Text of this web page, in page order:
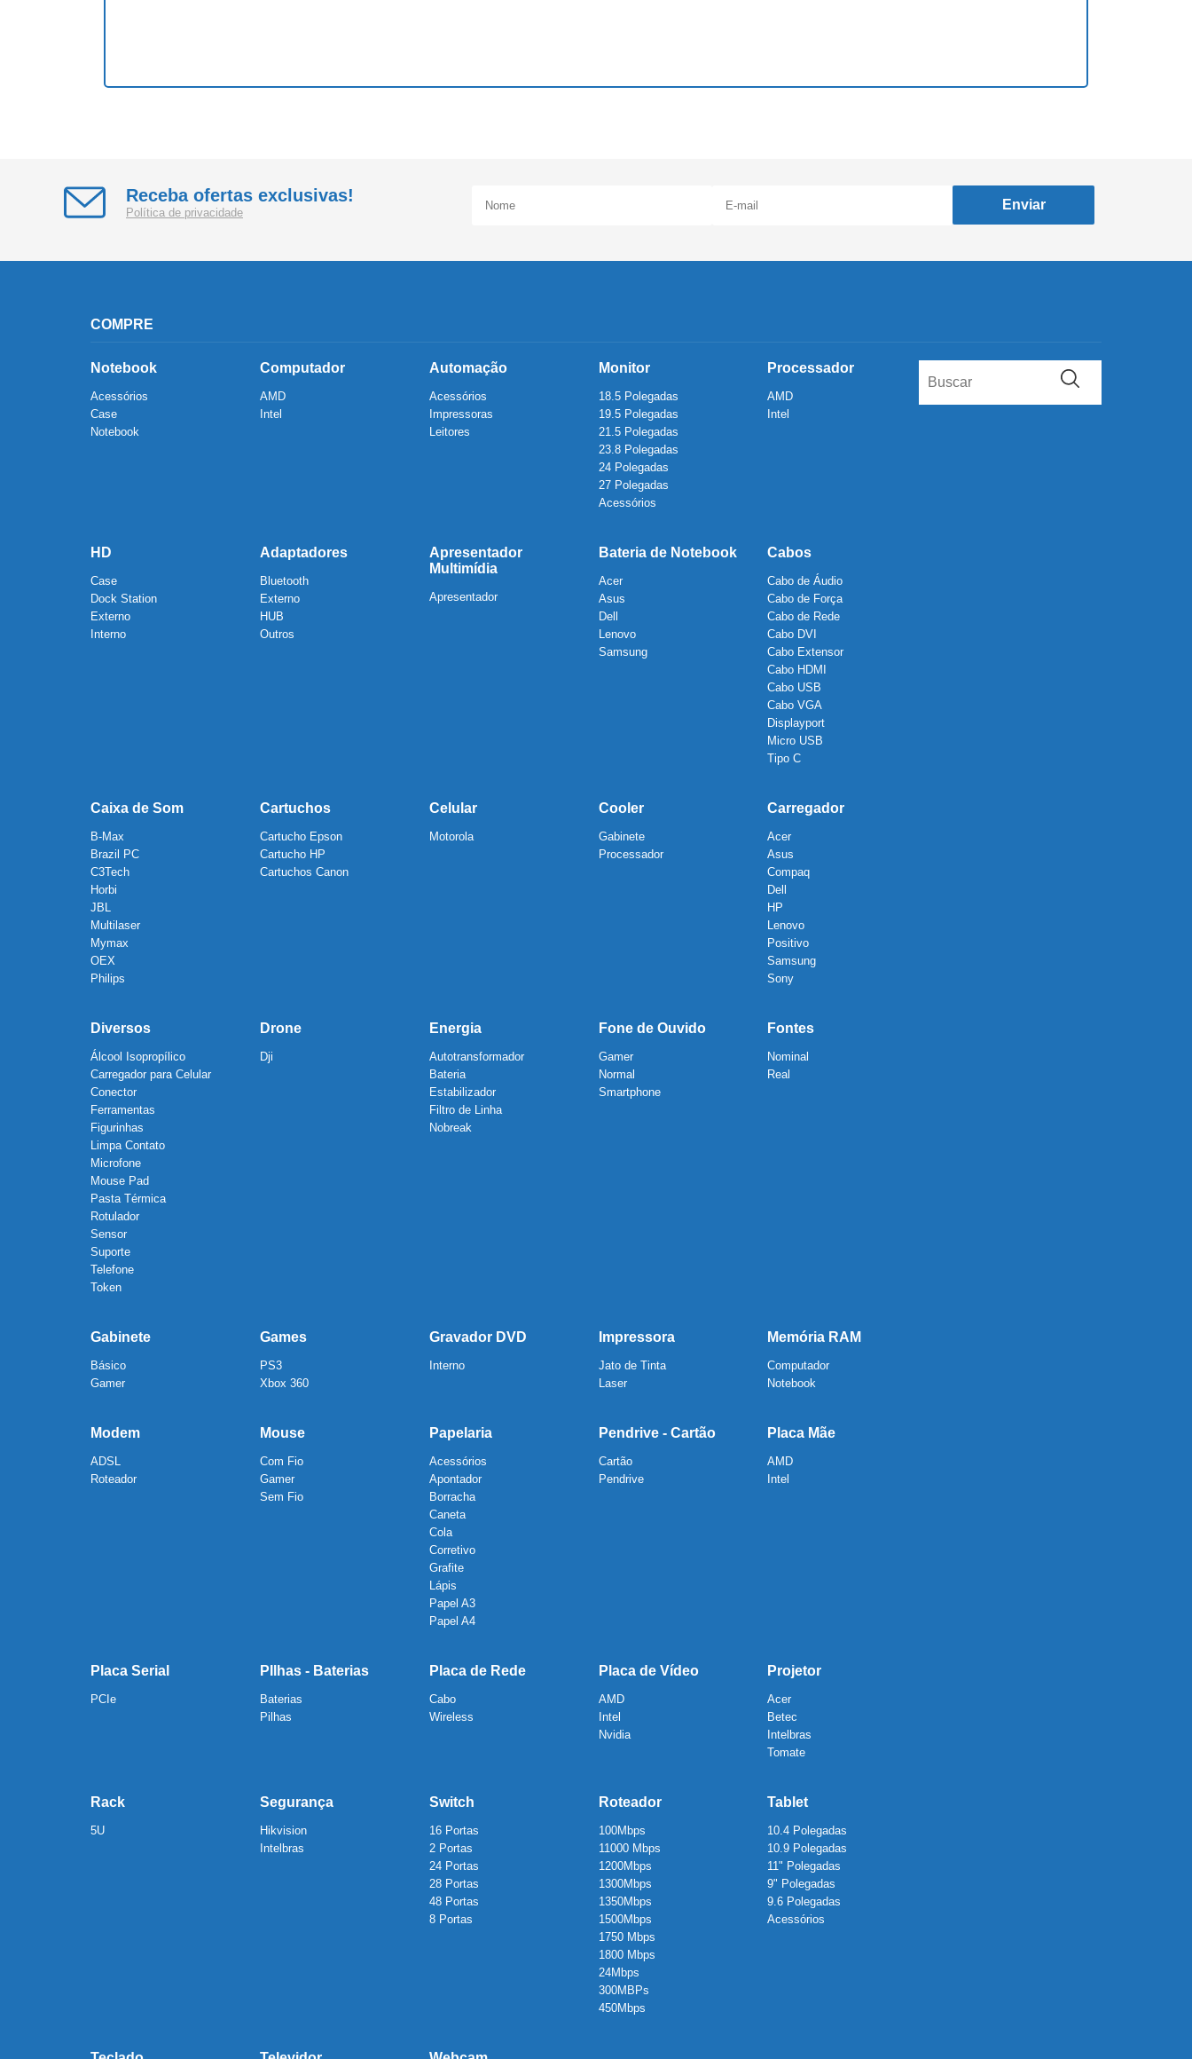
Receba ofertas exclusivas!
Política de privacidade
Enviar
COMPRE
Notebook
Acessórios
Case
Notebook
Computador
AMD
Intel
Automação
Acessórios
Impressoras
Leitores
Monitor
18.5 Polegadas
19.5 Polegadas
21.5 Polegadas
23.8 Polegadas
24 Polegadas
27 Polegadas
Acessórios
Processador
AMD
Intel
HD
Case
Dock Station
Externo
Interno
Adaptadores
Bluetooth
Externo
HUB
Outros
Apresentador
Multimídia
Apresentador
Bateria de Notebook
Acer
Asus
Dell
Lenovo
Samsung
Cabos
Cabo de Áudio
Cabo de Força
Cabo de Rede
Cabo DVI
Cabo Extensor
Cabo HDMI
Cabo USB
Cabo VGA
Displayport
Micro USB
Tipo C
Caixa de Som
B-Max
Brazil PC
C3Tech
Horbi
JBL
Multilaser
Mymax
OEX
Philips
Cartuchos
Cartucho Epson
Cartucho HP
Cartuchos Canon
Celular
Motorola
Cooler
Gabinete
Processador
Carregador
Acer
Asus
Compaq
Dell
HP
Lenovo
Positivo
Samsung
Sony
Diversos
Álcool Isopropílico
Carregador para Celular
Conector
Ferramentas
Figurinhas
Limpa Contato
Microfone
Mouse Pad
Pasta Térmica
Rotulador
Sensor
Suporte
Telefone
Token
Drone
Dji
Energia
Autotransformador
Bateria
Estabilizador
Filtro de Linha
Nobreak
Fone de Ouvido
Gamer
Normal
Smartphone
Fontes
Nominal
Real
Gabinete
Básico
Gamer
Games
PS3
Xbox 360
Gravador DVD
Interno
Impressora
Jato de Tinta
Laser
Memória RAM
Computador
Notebook
Modem
ADSL
Roteador
Mouse
Com Fio
Gamer
Sem Fio
Papelaria
Acessórios
Apontador
Borracha
Caneta
Cola
Corretivo
Grafite
Lápis
Papel A3
Papel A4
Pendrive - Cartão
Cartão
Pendrive
Placa Mãe
AMD
Intel
Placa Serial
PCIe
PIlhas - Baterias
Baterias
Pilhas
Placa de Rede
Cabo
Wireless
Placa de Vídeo
AMD
Intel
Nvidia
Projetor
Acer
Betec
Intelbras
Tomate
Rack
5U
Segurança
Hikvision
Intelbras
Switch
16 Portas
2 Portas
24 Portas
28 Portas
48 Portas
8 Portas
Roteador
100Mbps
11000 Mbps
1200Mbps
1300Mbps
1350Mbps
1500Mbps
1750 Mbps
1800 Mbps
24Mbps
300MBPs
450Mbps
Tablet
10.4 Polegadas
10.9 Polegadas
11" Polegadas
9" Polegadas
9.6 Polegadas
Acessórios